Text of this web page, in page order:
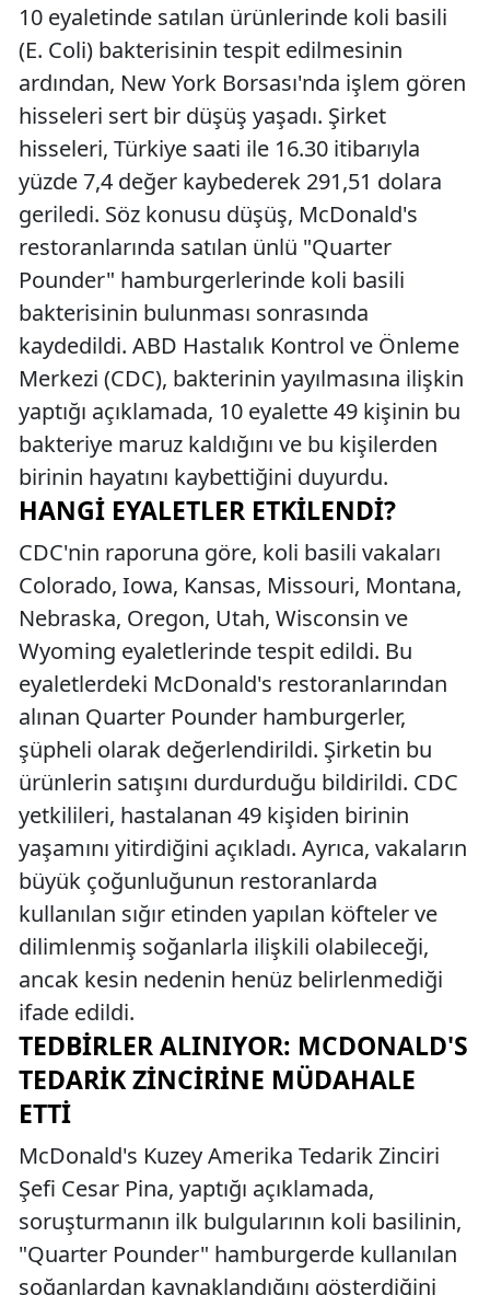
10 eyaletinde satılan ürünlerinde koli basili
(E. Coli) bakterisinin tespit edilmesinin
ardından, New York Borsası'nda işlem gören
hisseleri sert bir düşüş yaşadı. Şirket
hisseleri, Türkiye saati ile 16.30 itibarıyla
yüzde 7,4 değer kaybederek 291,51 dolara
geriledi. Söz konusu düşüş, McDonald's
restoranlarında satılan ünlü "Quarter
Pounder" hamburgerlerinde koli basili
bakterisinin bulunması sonrasında
kaydedildi. ABD Hastalık Kontrol ve Önleme
Merkezi (CDC), bakterinin yayılmasına ilişkin
yaptığı açıklamada, 10 eyalette 49 kişinin bu
bakteriye maruz kaldığını ve bu kişilerden
birinin hayatını kaybettiğini duyurdu.
HANGI EYALETLER ETKILENDI?
CDC'nin raporuna göre, koli basili vakaları
Colorado, Iowa, Kansas, Missouri, Montana,
Nebraska, Oregon, Utah, Wisconsin ve
Wyoming eyaletlerinde tespit edildi. Bu
eyaletlerdeki McDonald's restoranlarından
alınan Quarter Pounder hamburgerler,
şüpheli olarak değerlendirildi. Şirketin bu
ürünlerin satışını durdurduğu bildirildi. CDC
yetkilileri, hastalanan 49 kişiden birinin
yaşamını yitirdiğini açıkladı. Ayrıca, vakaların
büyük çoğunluğunun restoranlarda
kullanılan sığır etinden yapılan köfteler ve
dilimlenmiş soğanlarla ilişkili olabileceği,
ancak kesin nedenin henüz belirlenmediği
ifade edildi.
TEDBIRLER ALINIYOR: MCDONALD'S
TEDARIK ZINCIRINE MÜDAHALE
ETTI
McDonald's Kuzey Amerika Tedarik Zinciri
Şefi Cesar Pina, yaptığı açıklamada,
soruşturmanın ilk bulgularının koli basilinin,
"Quarter Pounder" hamburgerde kullanılan
soğanlardan kaynaklandığını gösterdiğini